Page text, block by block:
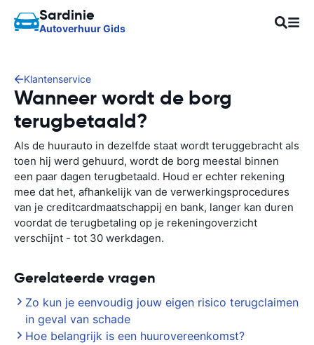
Sardinie
Autoverhuur Gids
Klantenservice
Wanneer wordt de borg
terugbetaald?
Als de huurauto in dezelfde staat wordt teruggebracht als
toen hij werd gehuurd, wordt de borg meestal binnen
een paar dagen terugbetaald. Houd er echter rekening
mee dat het, afhankelijk van de verwerkingsprocedures
van je creditcardmaatschappij en bank, langer kan duren
voordat de terugbetaling op je rekeningoverzicht
verschijnt - tot 30 werkdagen.
Gerelateerde vragen
Zo kun je eenvoudig jouw eigen risico terugclaimen
in geval van schade
Hoe belangrijk is een huurovereenkomst?